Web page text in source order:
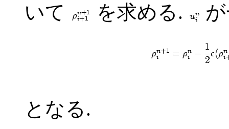
いて
を求める.
となる.